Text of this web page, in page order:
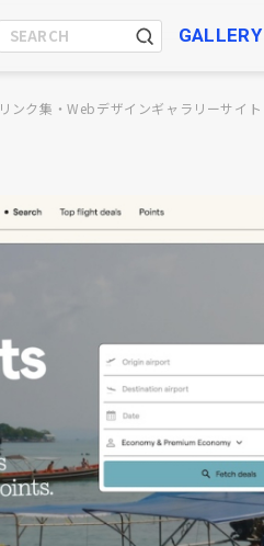
GALLERY
ンク集・Webデザインギャラリーサイト